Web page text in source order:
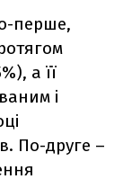
перше,
а її
і
По-друге –